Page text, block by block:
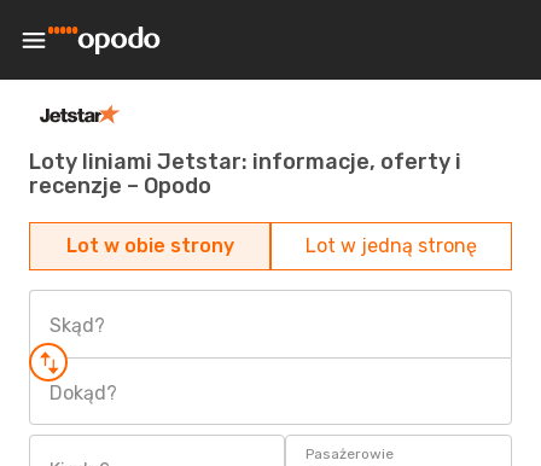
Loty liniami Jetstar: informacje, oferty i
recenzje – Opodo
Lot w obie strony Lot w jedną stronę
Skąd?
Dokąd?
Pasażerowie